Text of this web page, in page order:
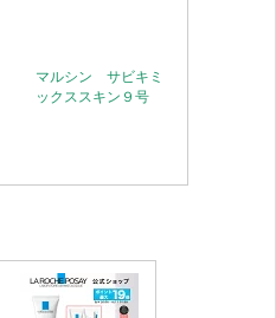
マルシン サビキミ
ックススキン９号